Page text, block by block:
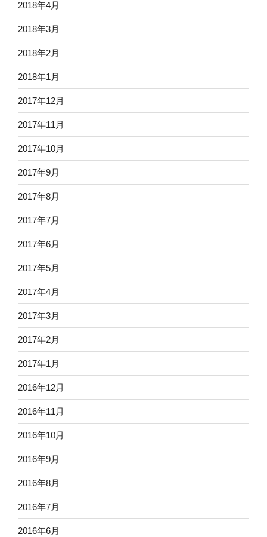
2018年4月
2018年3月
2018年2月
2018年1月
2017年12月
2017年11月
2017年10月
2017年9月
2017年8月
2017年7月
2017年6月
2017年5月
2017年4月
2017年3月
2017年2月
2017年1月
2016年12月
2016年11月
2016年10月
2016年9月
2016年8月
2016年7月
2016年6月